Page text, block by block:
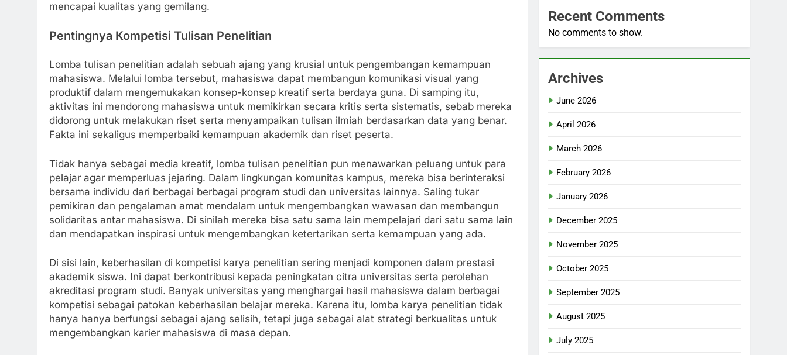
mencapai kualitas yang gemilang.
Pentingnya Kompetisi Tulisan Penelitian
Lomba tulisan penelitian adalah sebuah ajang yang krusial untuk pengembangan kemampuan
mahasiswa. Melalui lomba tersebut, mahasiswa dapat membangun komunikasi visual yang
produktif dalam mengemukakan konsep-konsep kreatif serta berdaya guna. Di samping itu,
aktivitas ini mendorong mahasiswa untuk memikirkan secara kritis serta sistematis, sebab mereka
didorong untuk melakukan riset serta menyampaikan tulisan ilmiah berdasarkan data yang benar.
Fakta ini sekaligus memperbaiki kemampuan akademik dan riset peserta.
Tidak hanya sebagai media kreatif, lomba tulisan penelitian pun menawarkan peluang untuk para
pelajar agar memperluas jejaring. Dalam lingkungan komunitas kampus, mereka bisa berinteraksi
bersama individu dari berbagai berbagai program studi dan universitas lainnya. Saling tukar
pemikiran dan pengalaman amat mendalam untuk mengembangkan wawasan dan membangun
solidaritas antar mahasiswa. Di sinilah mereka bisa satu sama lain mempelajari dari satu sama lain
dan mendapatkan inspirasi untuk mengembangkan ketertarikan serta kemampuan yang ada.
Di sisi lain, keberhasilan di kompetisi karya penelitian sering menjadi komponen dalam prestasi
akademik siswa. Ini dapat berkontribusi kepada peningkatan citra universitas serta perolehan
akreditasi program studi. Banyak universitas yang menghargai hasil mahasiswa dalam berbagai
kompetisi sebagai patokan keberhasilan belajar mereka. Karena itu, lomba karya penelitian tidak
hanya hanya berfungsi sebagai ajang selisih, tetapi juga sebagai alat strategi berkualitas untuk
mengembangkan karier mahasiswa di masa depan.
Recent Comments
No comments to show.
Archives
June 2026
April 2026
March 2026
February 2026
January 2026
December 2025
November 2025
October 2025
September 2025
August 2025
July 2025